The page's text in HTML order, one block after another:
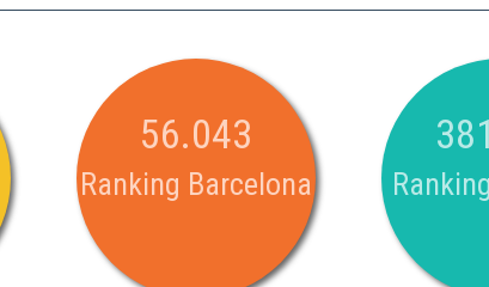
56.043
Ranking Barcelona